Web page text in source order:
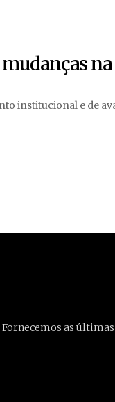
na
institucional e de
as